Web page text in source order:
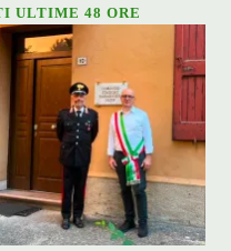
ULTIME 48 ORE